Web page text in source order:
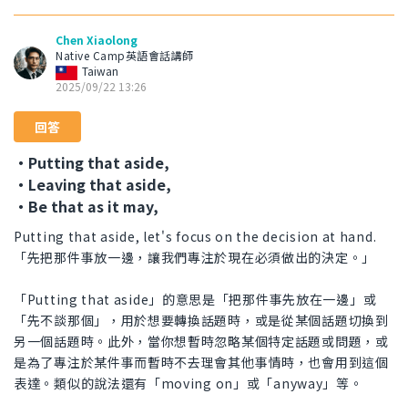
Chen Xiaolong
Native Camp英語會話講師
Taiwan
2025/09/22 13:26
回答
・Putting that aside,
・Leaving that aside,
・Be that as it may,
Putting that aside, let's focus on the decision at hand.
「先把那件事放一邊，讓我們專注於現在必須做出的決定。」
「Putting that aside」的意思是「把那件事先放在一邊」或
「先不談那個」，用於想要轉換話題時，或是從某個話題切換到
另一個話題時。此外，當你想暫時忽略某個特定話題或問題，或
是為了專注於某件事而暫時不去理會其他事情時，也會用到這個
表達。類似的說法還有「moving on」或「anyway」等。